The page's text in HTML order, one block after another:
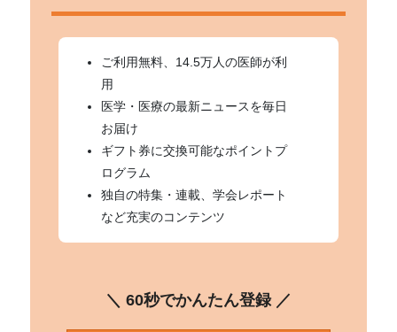
ご利用無料、14.5万人の医師が利
用
医学・医療の最新ニュースを毎日
お届け
ギフト券に交換可能なポイントプ
ログラム
独自の特集・連載、学会レポート
など充実のコンテンツ
＼ 60秒でかんたん登録 ／